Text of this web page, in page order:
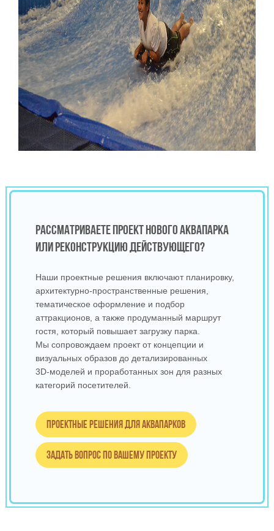
РАССМАТРИВАЕТЕ ПРОЕКТ НОВОГО АКВАПАРКА
ИЛИ РЕКОНСТРУКЦИЮ ДЕЙСТВУЮЩЕГО?
Наши проектные решения включают планировку,
архитектурно‑пространственные решения,
тематическое оформление и подбор
аттракционов, а также продуманный маршрут
гостя, который повышает загрузку парка.
Мы сопровождаем проект от концепции и
визуальных образов до детализированных
3D‑моделей и проработанных зон для разных
категорий посетителей.
Проектные решения для аквапарков
Задать вопрос по вашему проекту